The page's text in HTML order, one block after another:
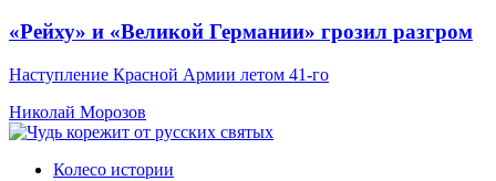
«Рейху» и «Великой Германии» грозил разгром
Наступление Красной Армии летом 41-го
Николай Морозов
Колесо истории